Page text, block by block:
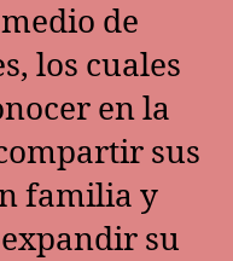
de
los cuales
en la
sus
familia y
su